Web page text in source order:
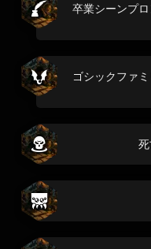
卒業シーンプ
ゴシックファ